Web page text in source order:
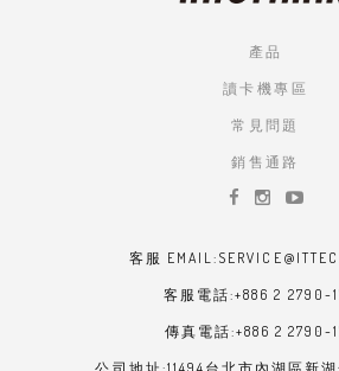
產品
讀卡機專區
常見問題
銷售通路
客服
客服電話:+886 2 2790-
傳真電話:+886 2 2790-